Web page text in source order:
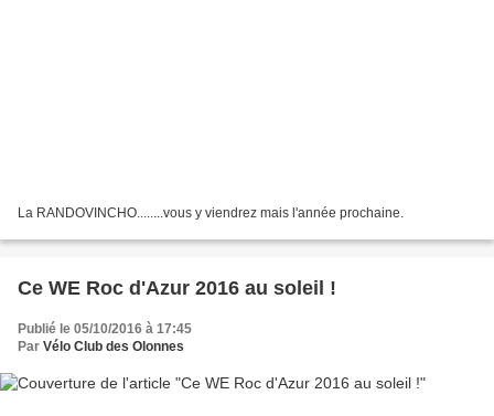
La RANDOVINCHO........vous y viendrez mais l'année prochaine.
Ce WE Roc d'Azur 2016 au soleil !
Publié le 05/10/2016 à 17:45
Par Vélo Club des Olonnes